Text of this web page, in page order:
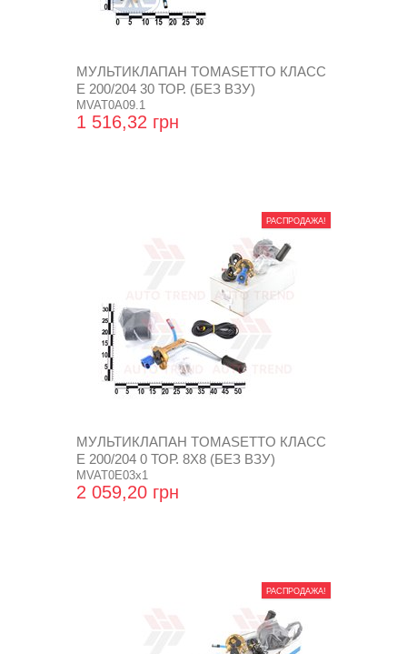
МУЛЬТИКЛАПАН TOMASETTO КЛАСС
Е 200/204 30 ТОР. (БЕЗ ВЗУ)
MVAT0A09.1
1 516,32 грн
РАСПРОДАЖА!
МУЛЬТИКЛАПАН TOMASETTO КЛАСС
Е 200/204 0 ТОР. 8Х8 (БЕЗ ВЗУ)
MVAT0E03х1
2 059,20 грн
РАСПРОДАЖА!